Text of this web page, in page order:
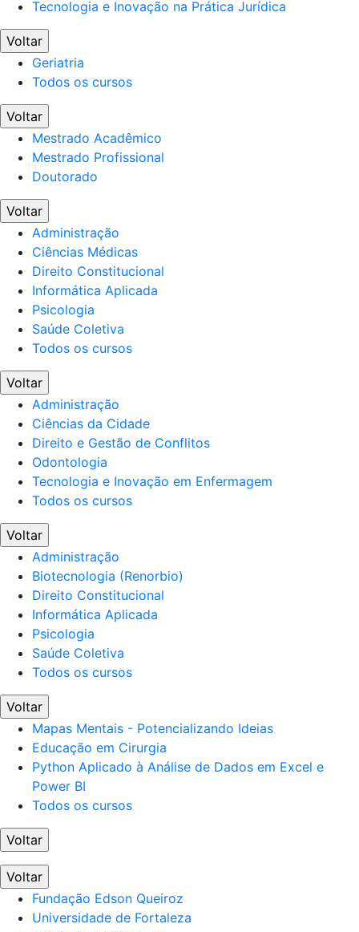
Tecnologia e Inovação na Prática Jurídica
Voltar
Geriatria
Todos os cursos
Voltar
Mestrado Acadêmico
Mestrado Profissional
Doutorado
Voltar
Administração
Ciências Médicas
Direito Constitucional
Informática Aplicada
Psicologia
Saúde Coletiva
Todos os cursos
Voltar
Administração
Ciências da Cidade
Direito e Gestão de Conflitos
Odontologia
Tecnologia e Inovação em Enfermagem
Todos os cursos
Voltar
Administração
Biotecnologia (Renorbio)
Direito Constitucional
Informática Aplicada
Psicologia
Saúde Coletiva
Todos os cursos
Voltar
Mapas Mentais - Potencializando Ideias
Educação em Cirurgia
Python Aplicado à Análise de Dados em Excel e
Power BI
Todos os cursos
Voltar
Voltar
Fundação Edson Queiroz
Universidade de Fortaleza